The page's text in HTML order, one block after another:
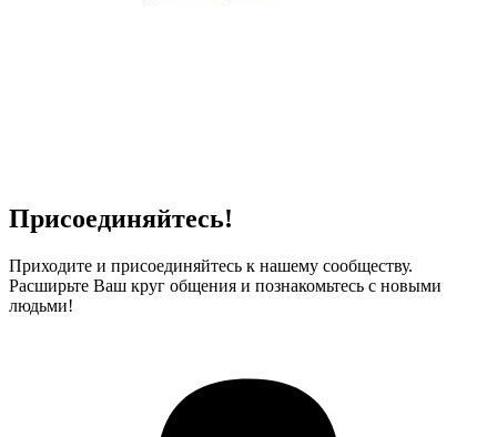
Присоединяйтесь!
Приходите и присоединяйтесь к нашему сообществу.
Расширьте Ваш круг общения и познакомьтесь с новыми
людьми!